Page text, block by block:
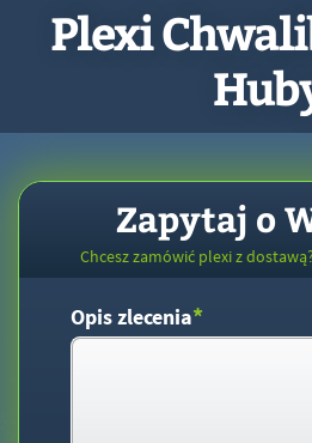
Plexi
Zapytaj o
Chcesz zamówić plexi z
Opis zlecenia*